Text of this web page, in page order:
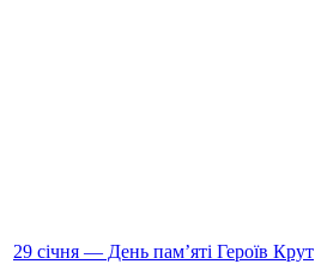
29 січня — День пам’яті Героїв Крут